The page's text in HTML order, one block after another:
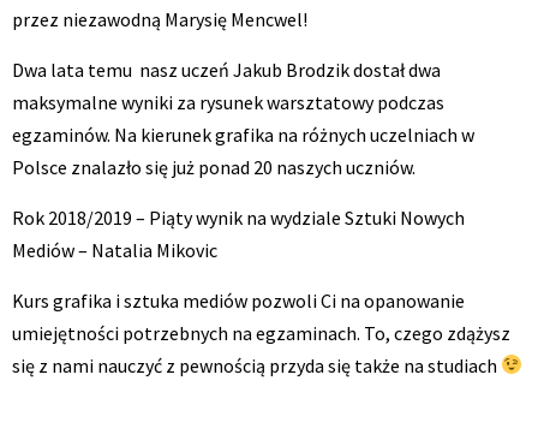
przez niezawodną Marysię Mencwel!
Dwa lata temu nasz uczeń Jakub Brodzik dostał dwa
maksymalne wyniki za rysunek warsztatowy podczas
egzaminów. Na kierunek grafika na różnych uczelniach w
Polsce znalazło się już ponad 20 naszych uczniów.
Rok 2018/2019 – Piąty wynik na wydziale Sztuki Nowych
Mediów – Natalia Mikovic
Kurs grafika i sztuka mediów pozwoli Ci na opanowanie
umiejętności potrzebnych na egzaminach. To, czego zdążysz
się z nami nauczyć z pewnością przyda się także na studiach